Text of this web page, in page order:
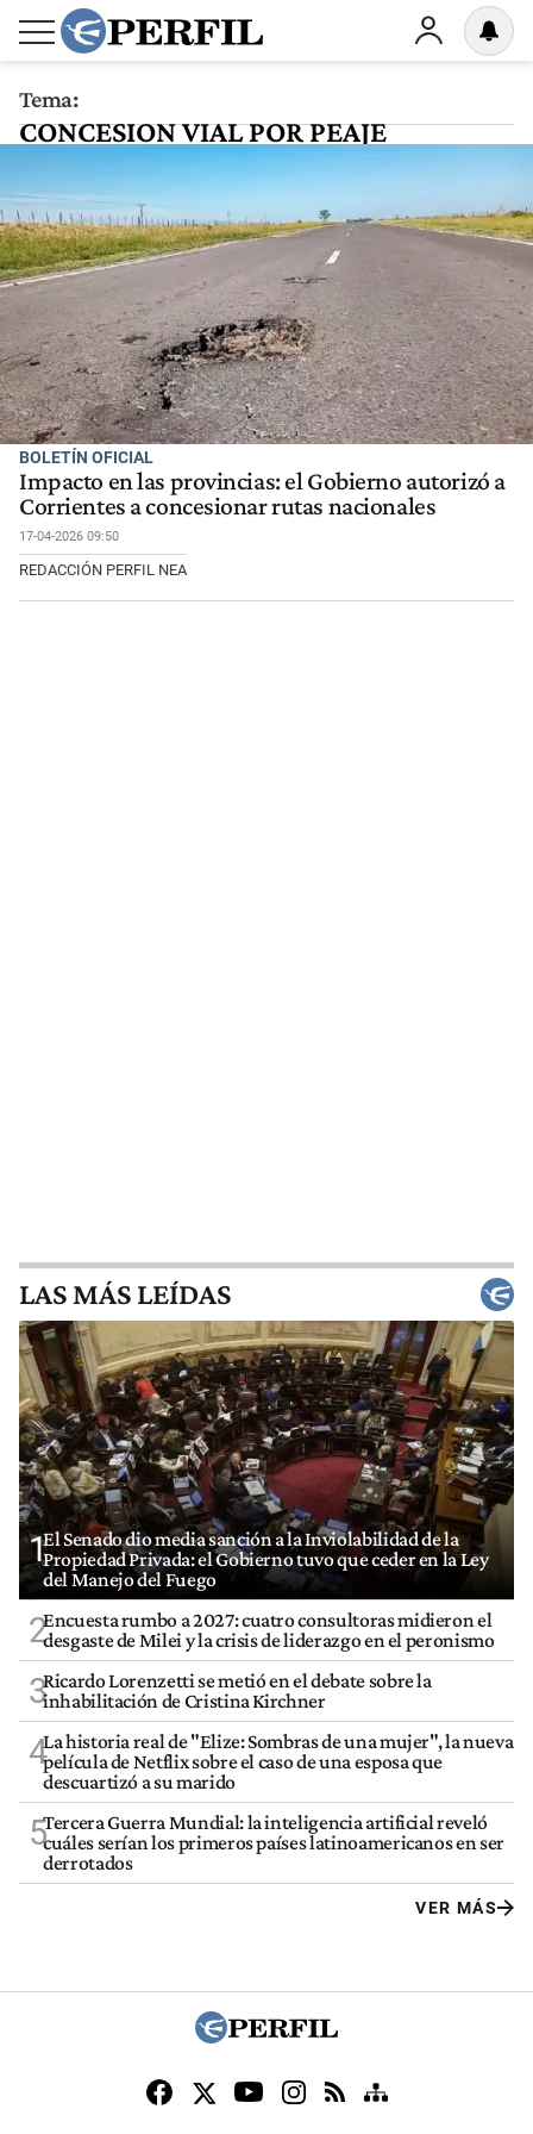
Tema:
CONCESION VIAL POR PEAJE
BOLETÍN OFICIAL
Impacto en las provincias: el Gobierno autorizó a
Corrientes a concesionar rutas nacionales
17-04-2026 09:50
REDACCIÓN PERFIL NEA
LAS MÁS LEÍDAS
1El Senado dio media sanción a la Inviolabilidad de la
Propiedad Privada: el Gobierno tuvo que ceder en la Ley
del Manejo del Fuego
2Encuesta rumbo a 2027: cuatro consultoras midieron el
desgaste de Milei y la crisis de liderazgo en el peronismo
3Ricardo Lorenzetti se metió en el debate sobre la
inhabilitación de Cristina Kirchner
4La historia real de "Elize: Sombras de una mujer", la nueva
película de Netflix sobre el caso de una esposa que
descuartizó a su marido
5Tercera Guerra Mundial: la inteligencia artificial reveló
cuáles serían los primeros países latinoamericanos en ser
derrotados
VER MÁS